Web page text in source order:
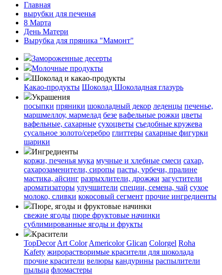
Главная
вырубки для печенья
8 Марта
День Матери
Вырубка для пряника "Мамонт"
Замороженные десерты
Молочные продукты
Шоколад и какао-продукты
Какао-продукты Шоколад Шоколадная глазурь
Украшения
посыпки пряники шоколадный декор леденцы печенье,
маршмеллоу, мармелад безе вафельные рожки цветы
вафельные, сахарные сухоцветы съедобные кружева
сусальное золото/серебро глиттеры сахарные фигурки
шарики
Ингредиенты
коржи, печенья мука мучные и хлебные смеси сахар,
сахарозаменители, сиропы пасты, урбечи, пралине
мастика, айсинг разрыхлители, дрожжи загустители
ароматизаторы улучшители специи, семена, чай сухое
молоко, сливки кокосовый сегмент прочие ингредиенты
Пюре, ягоды и фруктовые начинки
свежие ягоды пюре фруктовые начинки
сублимированные ягоды и фрукты
Красители
TopDecor Art Color Americolor Glican Colorgel Roha
Kafety жирорастворимые красители для шоколада
прочие красители велюры кандурины распылители
пыльца фломастеры